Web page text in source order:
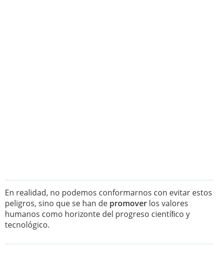
En realidad, no podemos conformarnos con evitar estos
peligros, sino que se han de promover los valores
humanos como horizonte del progreso cientíﬁco y
tecnológico.